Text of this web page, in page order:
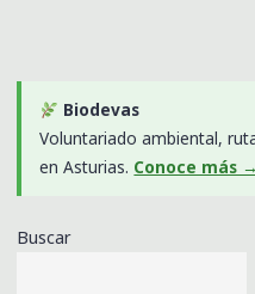
Biodevas
Voluntariado ambiental,
en Asturias. Conoce más →
Buscar